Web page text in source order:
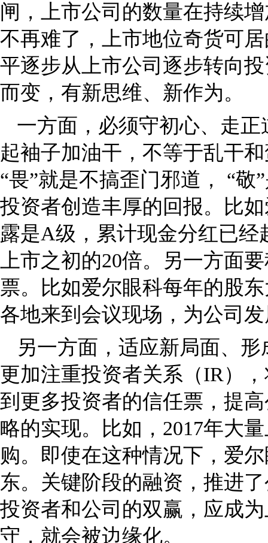
闸，上市公司的数量在持续
不再难了，上市地位奇货可
平逐步从上市公司逐步转向
而变，有新思维、新作为。
一方面，必须守初心、走
起袖子加油干，不等于乱干
“畏”就是不搞歪门邪道， “
投资者创造丰厚的回报。比
露是A级，累计现金分红已
上市之初的20倍。另一方面
票。比如爱尔眼科每年的股
各地来到会议现场，为公司
另一方面，适应新局面、
更加注重投资者关系（IR）
到更多投资者的信任票，提
略的实现。比如，2017年大
购。即使在这种情况下，爱
东。关键阶段的融资，推进
投资者和公司的双赢，应成
守，就会被边缘化。